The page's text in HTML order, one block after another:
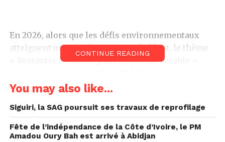
En 2026, alors que les défis environnementaux
atteignent une ampleur sans précédent, le thème
« Restaurer la nature pour un avenir durable »
responsabilité collective. La dégradation des
écosystèmes, la perte de biodiversité, les effets du
changement climatique et la pollution croissante
rappellent l’urgence d’agir pour restaurer
l’équilibre entre les activités humaines et les
CONTINUE READING
You may also like...
Siguiri, la SAG poursuit ses travaux de reprofilage
Fête de l’indépendance de la Côte d’Ivoire, le PM
Amadou Oury Bah est arrivé à Abidjan